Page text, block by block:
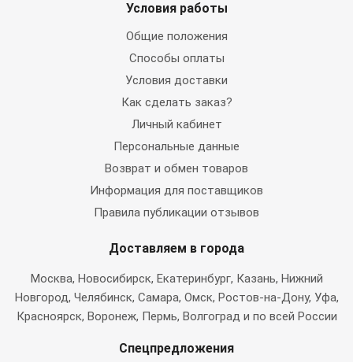
Условия работы
Общие положения
Способы оплаты
Условия доставки
Как сделать заказ?
Личный кабинет
Персональные данные
Возврат и обмен товаров
Информация для поставщиков
Правила публикации отзывов
Доставляем в города
Москва, Новосибирск, Екатеринбург, Казань, Нижний
Новгород, Челябинск, Самара, Омск, Ростов-на-Дону, Уфа,
Красноярск, Воронеж, Пермь, Волгоград и по всей России
Спецпредложения